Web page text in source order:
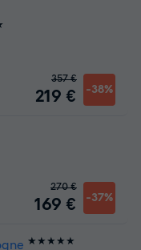
219 € -38%
357 €
169 € -37%
270 €
★★★★★